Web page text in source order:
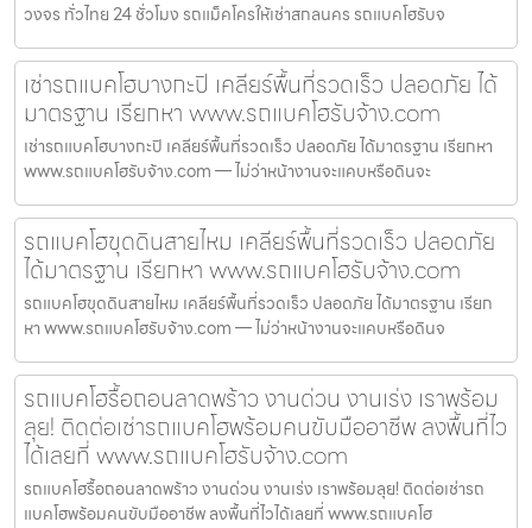
วงจร ทั่วไทย 24 ชั่วโมง รถแม็คโครให้เช่าสกลนคร รถแบคโฮรับจ
เช่ารถแบคโฮบางกะปิ เคลียร์พื้นที่รวดเร็ว ปลอดภัย ได้
มาตรฐาน เรียกหา www.รถแบคโฮรับจ้าง.com
เช่ารถแบคโฮบางกะปิ เคลียร์พื้นที่รวดเร็ว ปลอดภัย ได้มาตรฐาน เรียกหา
www.รถแบคโฮรับจ้าง.com — ไม่ว่าหน้างานจะแคบหรือดินจะ
รถแบคโฮขุดดินสายไหม เคลียร์พื้นที่รวดเร็ว ปลอดภัย
ได้มาตรฐาน เรียกหา www.รถแบคโฮรับจ้าง.com
รถแบคโฮขุดดินสายไหม เคลียร์พื้นที่รวดเร็ว ปลอดภัย ได้มาตรฐาน เรียก
หา www.รถแบคโฮรับจ้าง.com — ไม่ว่าหน้างานจะแคบหรือดินจ
รถแบคโฮรื้อถอนลาดพร้าว งานด่วน งานเร่ง เราพร้อม
ลุย! ติดต่อเช่ารถแบคโฮพร้อมคนขับมืออาชีพ ลงพื้นที่ไว
ได้เลยที่ www.รถแบคโฮรับจ้าง.com
รถแบคโฮรื้อถอนลาดพร้าว งานด่วน งานเร่ง เราพร้อมลุย! ติดต่อเช่ารถ
แบคโฮพร้อมคนขับมืออาชีพ ลงพื้นที่ไวได้เลยที่ www.รถแบคโฮ